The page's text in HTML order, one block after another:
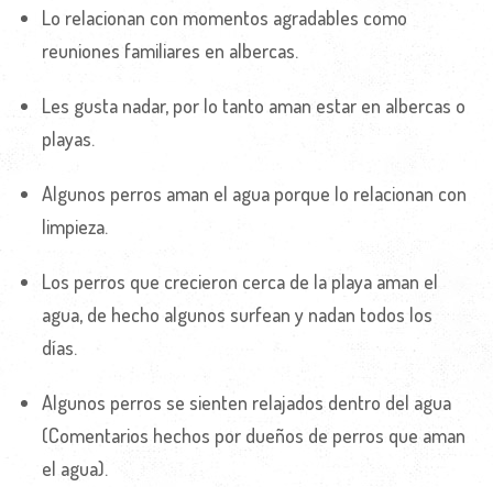
Lo relacionan con momentos agradables como
reuniones familiares en albercas.
Les gusta nadar, por lo tanto aman estar en albercas o
playas.
Algunos perros aman el agua porque lo relacionan con
limpieza.
Los perros que crecieron cerca de la playa aman el
agua, de hecho algunos surfean y nadan todos los
días.
Algunos perros se sienten relajados dentro del agua
(Comentarios hechos por dueños de perros que aman
el agua).